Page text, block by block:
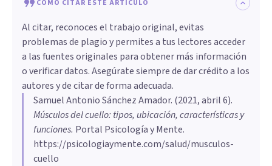
CÓMO CITAR ESTE ARTÍCULO
Al citar, reconoces el trabajo original, evitas
problemas de plagio y permites a tus lectores acceder
a las fuentes originales para obtener más información
o verificar datos. Asegúrate siempre de dar crédito a los
autores y de citar de forma adecuada.
Samuel Antonio Sánchez Amador. (2021, abril 6).
Músculos del cuello: tipos, ubicación, características y
funciones. Portal Psicología y Mente.
https://psicologiaymente.com/salud/musculos-
cuello